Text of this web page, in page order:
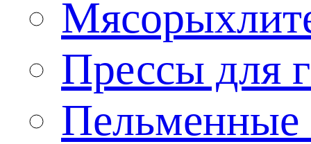
Прессы для
Пельменные